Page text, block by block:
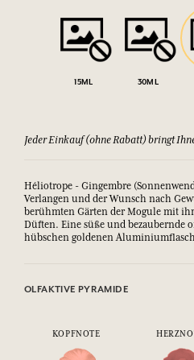
15ML 30ML
Jeder Einkauf (ohne Rabatt) bringt
Héliotrope - Gingembre
Verlangen und der Wunsch nach
berühmten Gärten der Mogule mit
Düften. Eine süße und bezaubernde
hübschen goldenen
OLFAKTIVE PYRAMIDE
KOPFNOTE